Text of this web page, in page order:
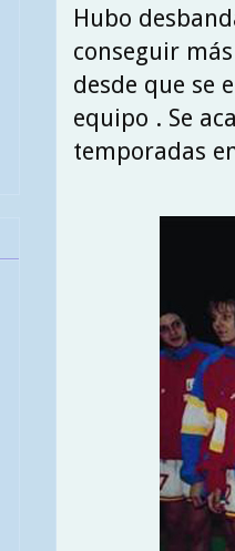
Hubo
conseguir
desde que se
equipo . Se
temporadas